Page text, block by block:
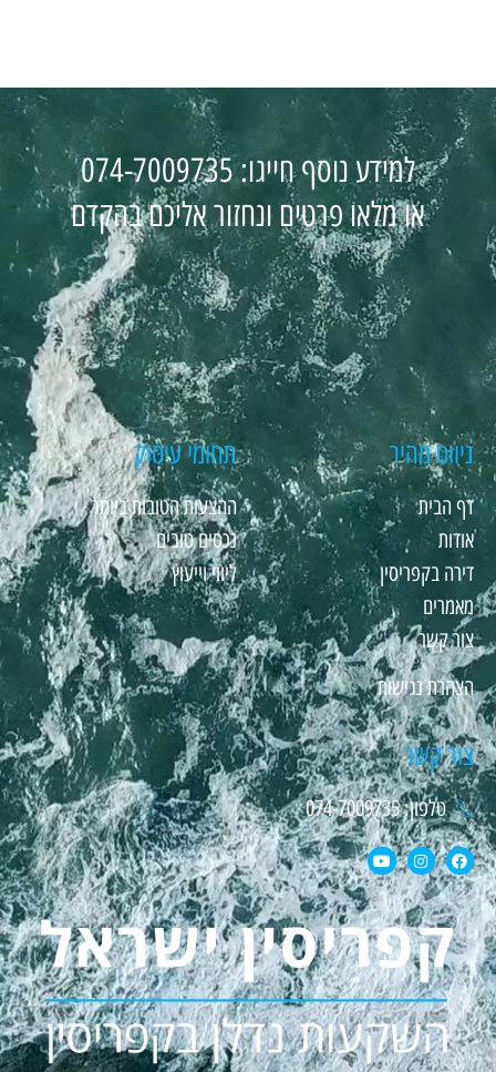
למידע נוסף חייגו: 074-7009735
או מלאו פרטים ונחזור אליכם בהקדם
ניווט מהיר
דף הבית
אודות
דירה בקפריסין
מאמרים
צור קשר
הצהרת נגישות
תחומי עיסוק
ההצעות הטובות ביותר
נכסים טובים
ליווי וייעוץ
צור קשר
טלפון: 074-7009735